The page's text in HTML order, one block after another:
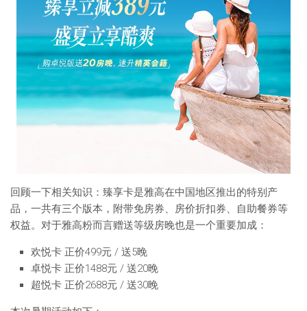
回顾一下相关知识：臻享卡是雅高在中国地区推出的特别产
品，一共有三个版本，附带免房券、房价折扣券、自助餐券等
权益。对于雅高粉而言赠送等级房晚也是一个重要加成：
欢悦卡 正价499元 / 送5晚
卓悦卡 正价1488元 / 送20晚
超悦卡 正价2688元 / 送30晚